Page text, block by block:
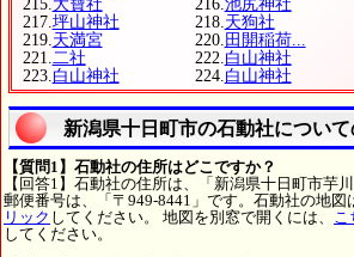
215.大寶社 216.池尻神社
217.坪山神社 218.天狗社
219.天満宮 220. 田開稲荷...
221.二社 222.白山神社
223.白山神社 224.白山神社
新潟県十日町市の石動社につい
【質問1】石動社の住所はどこですか？
【回答1】石動社の住所は、「新潟県十日町市芋
郵便番号は、「〒949-8441」です。石動社の地図
リック してください。 地図を別窓で開くには、 こ
してください。